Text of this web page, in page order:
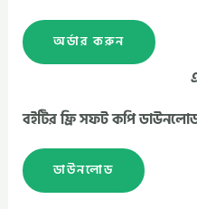
অর্ডার করুন
বইটির ফ্রি সফট কপি
ডাউনলোড